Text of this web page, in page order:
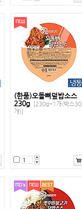
(한품)오돌뼈덮밥소스
230g
[230g*1개(박스30
개)]